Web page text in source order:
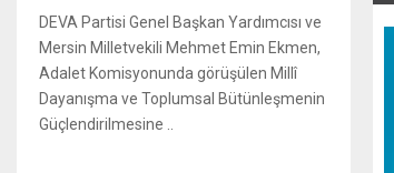
DEVA Partisi Genel Başkan Yardımcısı ve
Mersin Milletvekili Mehmet Emin Ekmen,
Adalet Komisyonunda görüşülen Millî
Dayanışma ve Toplumsal Bütünleşmenin
Güçlendirilmesine ..